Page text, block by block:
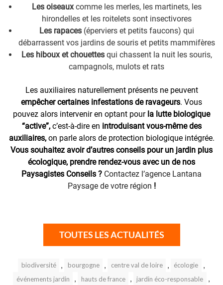
Les oiseauxcomme les merles, les martinets, les
hirondelles et les roitelets sont insectivores
Les rapaces(éperviers et petits faucons) qui
débarrassent vos jardins de souris et petits mammifères
Les hiboux et chouettesqui chassent la nuit les souris,
campagnols, mulots et rats
Les auxiliaires naturellement présents ne peuvent
empêcher certaines infestations de ravageurs. Vous
pouvez alors intervenir en optant pourla lutte biologique
“active”,c’est-à-dire en introduisant vous-même des
auxiliaires,on parle alors de protection biologique intégrée.
Vous souhaitez avoir d’autres conseils pour un jardin plus
écologique, prendre rendez-vous avec un de nos
Paysagistes Conseils ? Contactez l’agence Lantana
Paysage de votre région !
TOUTES LES ACTUALITÉS
biodiversité bourgogne centre val de loire écologie
événements jardin , hauts de france , jardin éco-responsable ,